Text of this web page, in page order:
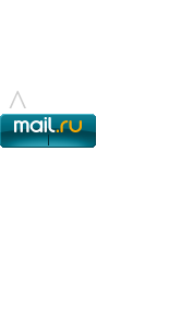
© - 2015-2017 -
^